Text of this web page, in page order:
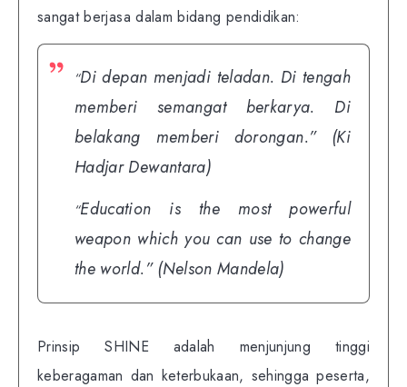
sangat berjasa dalam bidang pendidikan:
“Di depan menjadi teladan. Di tengah
memberi semangat berkarya. Di
belakang memberi dorongan.” (Ki
Hadjar Dewantara)
“Education is the most powerful
weapon which you can use to change
the world.”(Nelson Mandela)
Prinsip SHINE adalah menjunjung tinggi
keberagaman dan keterbukaan, sehingga peserta,